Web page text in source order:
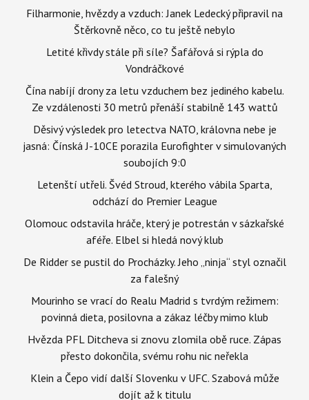
Filharmonie, hvězdy a vzduch: Janek Ledecký připravil na
Štěrkovně něco, co tu ještě nebylo
Letité křivdy stále při síle? Šafářová si rýpla do
Vondráčkové
Čína nabíjí drony za letu vzduchem bez jediného kabelu.
Ze vzdálenosti 30 metrů přenáší stabilně 143 wattů
Děsivý výsledek pro letectva NATO, královna nebe je
jasná: Čínská J-10CE porazila Eurofighter v simulovaných
soubojích 9:0
Letenští utřeli. Švéd Stroud, kterého vábila Sparta,
odchází do Premier League
Olomouc odstavila hráče, který je potrestán v sázkařské
aféře. Elbel si hledá nový klub
De Ridder se pustil do Procházky. Jeho „ninja“ styl označil
za falešný
Mourinho se vrací do Realu Madrid s tvrdým režimem:
povinná dieta, posilovna a zákaz léčby mimo klub
Hvězda PFL Ditcheva si znovu zlomila obě ruce. Zápas
přesto dokončila, svému rohu nic neřekla
Klein a Čepo vidí další Slovenku v UFC. Szabová může
dojít až k titulu